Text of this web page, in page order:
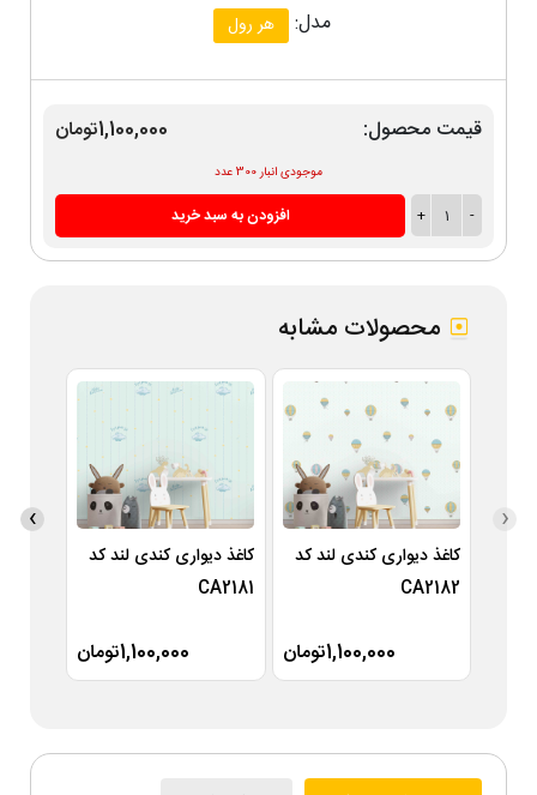
مدل: هر رول
قیمت محصول: 1,100,000تومان
موجودی انبار 300 عدد
-
1
+ افزودن به سبد خرید
محصولات مشابه
کاغذ دیواری کندی لند کد
CA2182
1,100,000تومان
کاغذ دیواری کندی لند کد
CA2181
1,100,000تومان
‹
›